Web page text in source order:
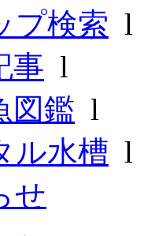
プ検索 l
事 l
図鑑 l
ル水槽 l
せ